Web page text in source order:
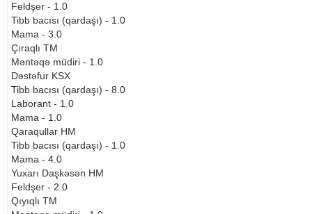
Feldşer - 1.0
Tibb bacısı (qardaşı) - 1.0
Mama - 3.0
Çıraqlı TM
Məntəqə müdiri - 1.0
Dəstəfur KSX
Tibb bacısı (qardaşı) - 8.0
Laborant - 1.0
Mama - 1.0
Qaraqullar HM
Tibb bacısı (qardaşı) - 1.0
Mama - 4.0
Yuxarı Daşkəsən HM
Feldşer - 2.0
Qıyıqlı TM